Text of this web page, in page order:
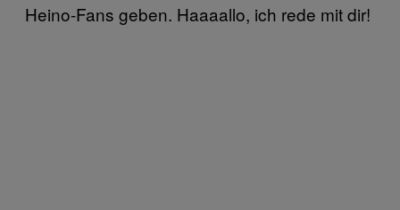
Heino-Fans geben. Haaaallo, ich rede mit dir!